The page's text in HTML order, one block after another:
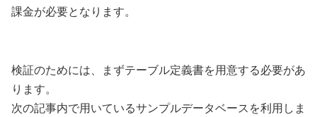
課金が必要となります。
検証のためには、まずテーブル定義書を用意する必要があ
ります。
次の記事内で用いているサンプルデータベースを利用しま